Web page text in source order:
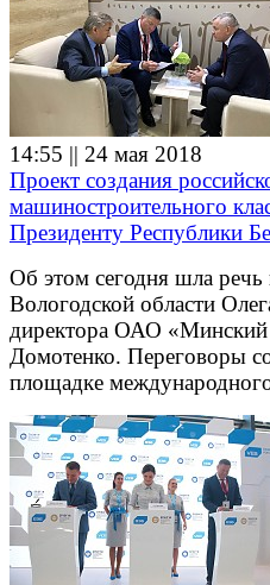
14:55 || 24 мая 2018
Проект создания
машиностроительного
Президенту Республики
Об этом сегодня шла речь
Вологодской области
директора ОАО «Минский
Домотенко. Переговоры
площадке